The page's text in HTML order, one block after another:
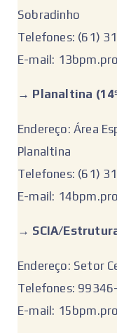
Sobradinho
Telefones: (61)
E-mail:
‌→ Planaltina
Endereço: Área
Planaltina
Telefones: (61)
E-mail:
‌→ SCIA/
Endereço: Setor
Telefones:
E-mail: